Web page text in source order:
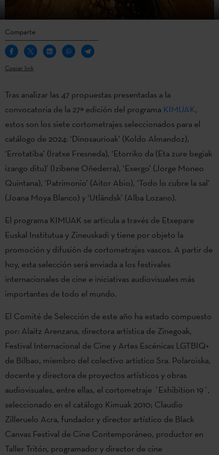
Comparte
Copiar link
Tras analizar las 47 propuestas presentadas a la
convocatoria de la 27ª edición del programa KIMUAK,
estos son los siete cortometrajes seleccionados para el
catálogo de 2024: ‘Dinosaurioak’ (Koldo Almandoz),
‘Errotatiba’ (Iratxe Fresneda), ‘Etorriko da (Eta zure begiak
izango ditu)’ (Izibene Oñederra), ‘Exergo’ (Jorge Moneo
Quintana), ‘Patrimonio’ (Aitor Abio), ‘Todo lo cubre la sal’
(Joana Moya Blanco) y ‘Utländsk’ (Alba Lozano).
El programa KIMUAK se articula a través de Etxepare
Euskal Institutua y Zineuskadi y tiene por objeto la
promoción y difusión de cortometrajes vascos. A partir de
hoy, esta selección será enviada a los festivales
internacionales de cine e iniciativas audiovisuales más
importantes de todo el mundo.
El Comité de Selección de este año ha estado compuesto
por: Alaitz Arenzana, directora artística de Zinegoak,
Festival Internacional de Cine y Artes Escénicas LGTBIQ+
de Bilbao, miembro del colectivo artístico Sra. Polaroiska,
docente y directora de proyectos artísticos y obras
audiovisuales, entre ellas, el cortometraje ´Exhibition 19´,
seleccionado en el catálogo Kimuak 2010; Claudio
Zilleruelo Acra, fundador y director artístico de Black
Canvas Festival de Cine Contemporáneo, productor en
Taller Tritón, programador y director de cine